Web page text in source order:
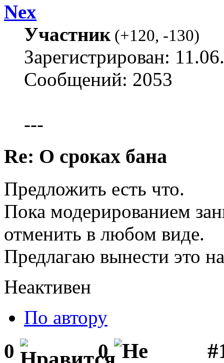
Nex
Участник(+120, -130)
Зарегистрирован:
Сообщений: 2053
---
Re: О сроках бана
Предложить есть что.
Пока модерированием
отменить в любом виде.
Предлагаю вынести это
Неактивен
По автору
0 0